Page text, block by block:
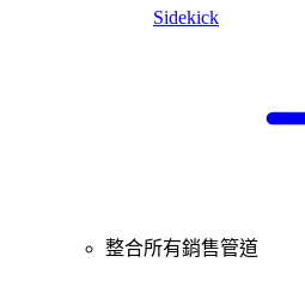
Sidekick
整合所有銷售管道